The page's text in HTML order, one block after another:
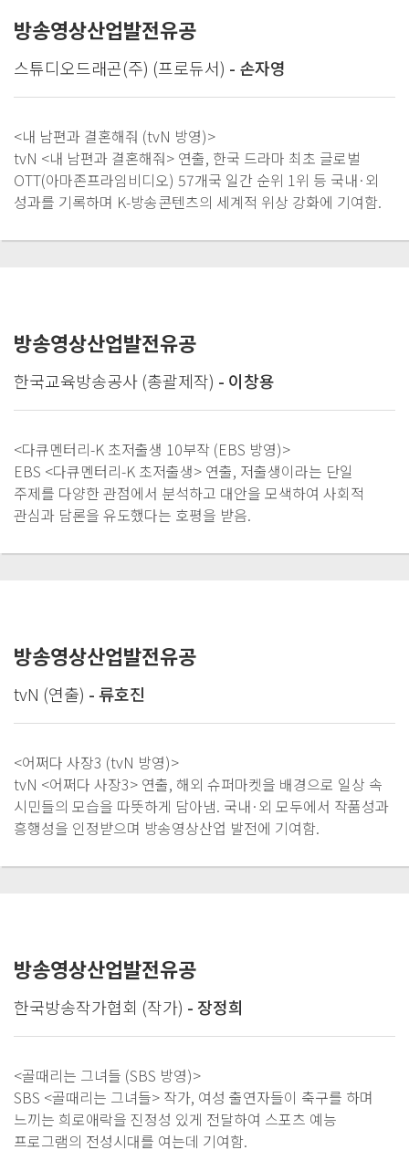
방송영상산업발전유공
스튜디오드래곤(주) (프로듀서) - 손자영
<내 남편과 결혼해줘 (tvN 방영)>
tvN <내 남편과 결혼해줘> 연출, 한국 드라마 최초 글로벌
OTT(아마존프라임비디오) 57개국 일간 순위 1위 등 국내·외
성과를 기록하며 K-방송콘텐츠의 세계적 위상 강화에 기여함.
방송영상산업발전유공
한국교육방송공사 (총괄제작) - 이창용
<다큐멘터리-K 초저출생 10부작 (EBS 방영)>
EBS <다큐멘터리-K 초저출생> 연출, 저출생이라는 단일
주제를 다양한 관점에서 분석하고 대안을 모색하여 사회적
관심과 담론을 유도했다는 호평을 받음.
방송영상산업발전유공
tvN (연출) - 류호진
<어쩌다 사장3 (tvN 방영)>
tvN <어쩌다 사장3> 연출, 해외 슈퍼마켓을 배경으로 일상 속
시민들의 모습을 따뜻하게 담아냄. 국내·외 모두에서 작품성과
흥행성을 인정받으며 방송영상산업 발전에 기여함.
방송영상산업발전유공
한국방송작가협회 (작가) - 장정희
<골때리는 그녀들 (SBS 방영)>
SBS <골때리는 그녀들> 작가, 여성 출연자들이 축구를 하며
느끼는 희로애락을 진정성 있게 전달하여 스포츠 예능
프로그램의 전성시대를 여는데 기여함.